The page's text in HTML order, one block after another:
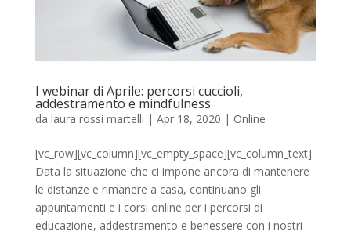
I webinar di Aprile: percorsi cuccioli,
addestramento e mindfulness
da laura rossi martelli | Apr 18, 2020 | Online
[vc_row][vc_column][vc_empty_space][vc_column_text]
Data la situazione che ci impone ancora di mantenere
le distanze e rimanere a casa, continuano gli
appuntamenti e i corsi online per i percorsi di
educazione, addestramento e benessere con i nostri